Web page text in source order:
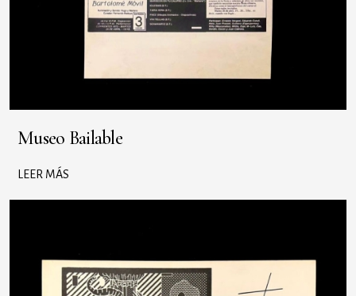
Museo Bailable
LEER MÁS